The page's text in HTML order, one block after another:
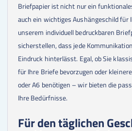
Briefpapier ist nicht nur ein
auch ein wichtiges Aushängeschild
unserem individuell bedruckbaren
sicherstellen, dass jede
Eindruck hinterlässt. Egal, ob Sie
für Ihre Briefe bevorzugen oder
oder A6 benötigen – wir bieten die
Ihre Bedürfnisse.
Für den täglichen